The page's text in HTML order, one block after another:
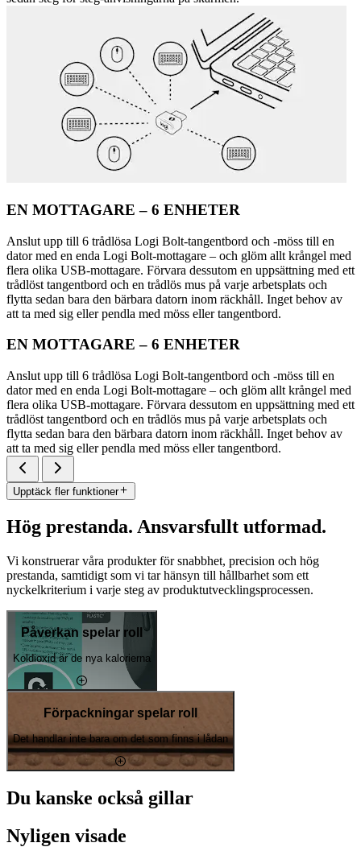
EN MOTTAGARE – 6 ENHETER
Anslut upp till 6 trådlösa Logi Bolt-tangentbord och -möss till en
dator med en enda Logi Bolt-mottagare – och glöm allt krångel med
flera olika USB-mottagare. Förvara dessutom en uppsättning med ett
trådlöst tangentbord och en trådlös mus på varje arbetsplats och
flytta sedan bara den bärbara datorn inom räckhåll. Inget behov av
att ta med sig eller pendla med möss eller tangentbord.
EN MOTTAGARE – 6 ENHETER
Anslut upp till 6 trådlösa Logi Bolt-tangentbord och -möss till en
dator med en enda Logi Bolt-mottagare – och glöm allt krångel med
flera olika USB-mottagare. Förvara dessutom en uppsättning med ett
trådlöst tangentbord och en trådlös mus på varje arbetsplats och
flytta sedan bara den bärbara datorn inom räckhåll. Inget behov av
att ta med sig eller pendla med möss eller tangentbord.
Upptäck fler funktioner
Hög prestanda. Ansvarsfullt utformad.
Vi konstruerar våra produkter för snabbhet, precision och hög
prestanda, samtidigt som vi tar hänsyn till hållbarhet som ett
nyckelkriterium i varje steg av produktutvecklingsprocessen.
Påverkan spelar roll
Koldioxid är de nya kalorierna
Förpackningar spelar roll
Det handlar inte bara om det som finns i lådan
Du kanske också gillar
Nyligen visade